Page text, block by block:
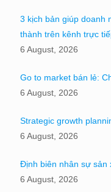
3 kịch bản giúp doanh
thành trên kênh trực
6 August, 2026
Go to market bán lẻ:
6 August, 2026
Strategic growth
6 August, 2026
Định biên nhân sự sản
6 August, 2026